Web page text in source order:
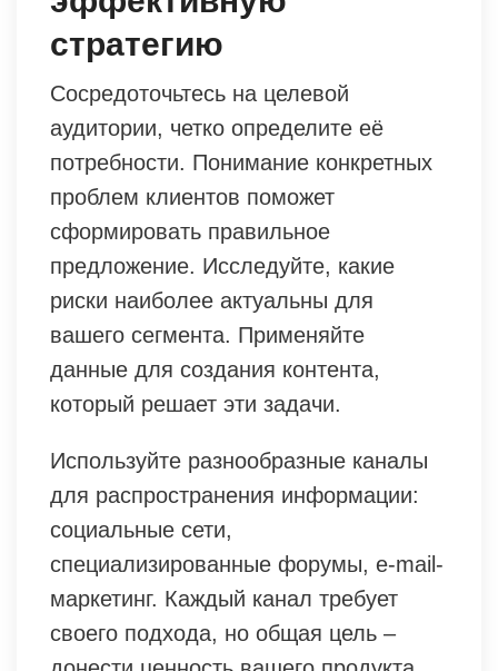
стратегию
Сосредоточьтесь на целевой
аудитории, четко определите её
потребности. Понимание конкретных
проблем клиентов поможет
сформировать правильное
предложение. Исследуйте, какие
риски наиболее актуальны для
вашего сегмента. Применяйте
данные для создания контента,
который решает эти задачи.
Используйте разнообразные каналы
для распространения информации:
социальные сети,
специализированные форумы, e-mail-
маркетинг. Каждый канал требует
своего подхода, но общая цель –